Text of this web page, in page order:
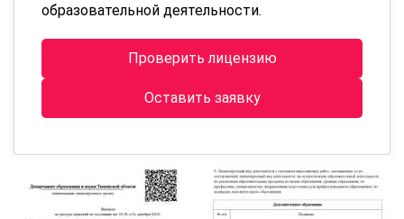
образовательной деятельности.
Проверить лицензию
Оставить заявку